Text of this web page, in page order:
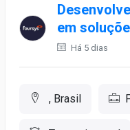
em
Há 5 dias
, Brasil